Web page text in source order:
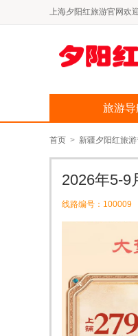
上海夕阳红旅游官网欢
旅游导
首页 > 新疆夕阳红旅游
2026年5-9
线路编号：100009